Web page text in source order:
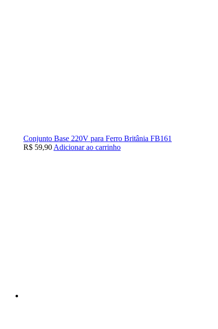
Conjunto Base 220V para Ferro Britânia FB161
R$ 59,90 Adicionar ao carrinho